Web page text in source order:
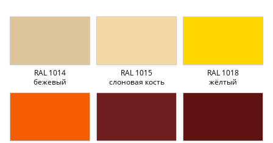
RAL 1014
бежевый
RAL 1015
слоновая кость
RAL 1018
жёлтый